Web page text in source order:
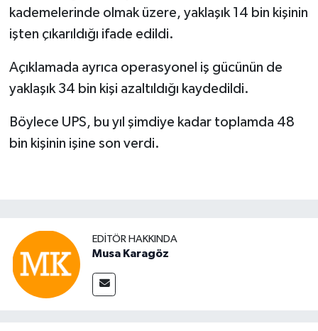
kademelerinde olmak üzere, yaklaşık 14 bin kişinin
işten çıkarıldığı ifade edildi.
Açıklamada ayrıca operasyonel iş gücünün de
yaklaşık 34 bin kişi azaltıldığı kaydedildi.
Böylece UPS, bu yıl şimdiye kadar toplamda 48
bin kişinin işine son verdi.
EDITÖR HAKKINDA
Musa Karagöz